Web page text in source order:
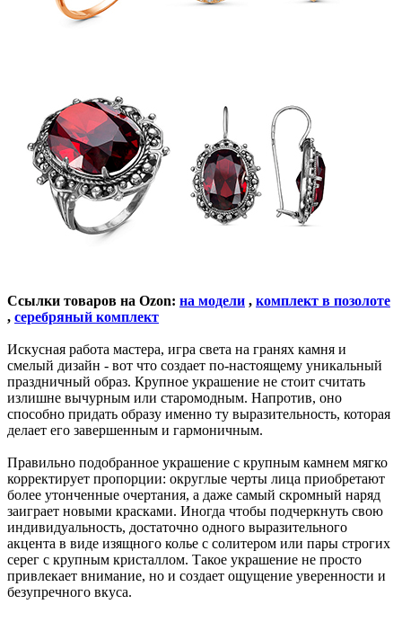
Ссылки товаров на Ozon: на модели , комплект в позолоте
, серебряный комплект
Искусная работа мастера, игра света на гранях камня и
смелый дизайн - вот что создает по-настоящему уникальный
праздничный образ. Крупное украшение не стоит считать
излишне вычурным или старомодным. Напротив, оно
способно придать образу именно ту выразительность, которая
делает его завершенным и гармоничным.
Правильно подобранное украшение с крупным камнем мягко
корректирует пропорции: округлые черты лица приобретают
более утонченные очертания, а даже самый скромный наряд
заиграет новыми красками. Иногда чтобы подчеркнуть свою
индивидуальность, достаточно одного выразительного
акцента в виде изящного колье с солитером или пары строгих
серег с крупным кристаллом. Такое украшение не просто
привлекает внимание, но и создает ощущение уверенности и
безупречного вкуса.